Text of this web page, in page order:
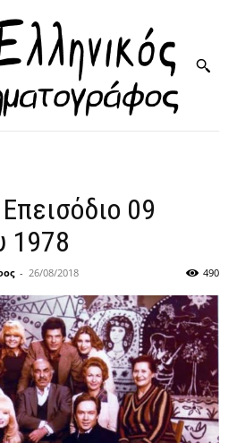
09
1978
- 26/08/2018 490